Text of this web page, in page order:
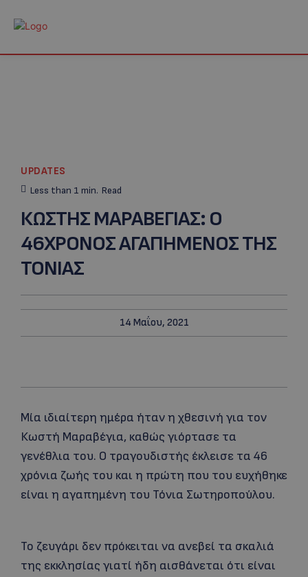
UPDATES
Less than 1 min. Read
ΚΩΣΤΗΣ ΜΑΡΑΒΕΓΙΑΣ: O
46XΡΟΝΟΣ ΑΓΑΠΗΜΕΝΟΣ ΤΗΣ
ΤΟΝΙΑΣ
14 Μαΐου, 2021
Μία ιδιαίτερη ημέρα ήταν η χθεσινή για τον
Κωστή Μαραβέγια, καθώς γιόρτασε τα
γενέθλια του. Ο τραγουδιστής έκλεισε τα 46
χρόνια ζωής του και η πρώτη που του ευχήθηκε
είναι η αγαπημένη του Τόνια Σωτηροπούλου.
Το ζευγάρι δεν πρόκειται να ανεβεί τα σκαλιά
της εκκλησίας γιατί ήδη αισθάνεται ότι είναι